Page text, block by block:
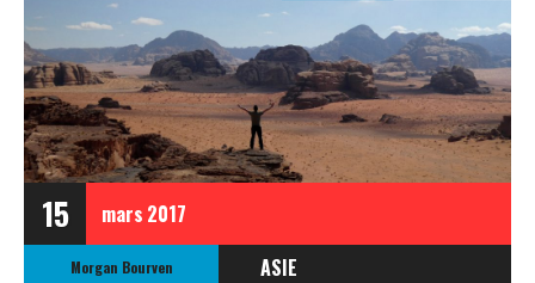
15 mars 2017
Morgan Bourven
ASIE